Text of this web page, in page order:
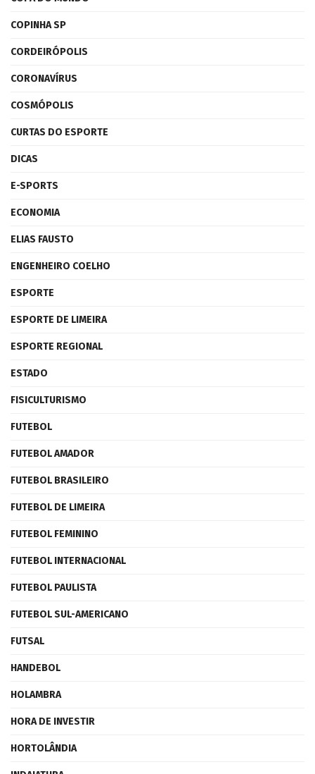
COPINHA SP
CORDEIRÓPOLIS
CORONAVÍRUS
COSMÓPOLIS
CURTAS DO ESPORTE
DICAS
E-SPORTS
ECONOMIA
ELIAS FAUSTO
ENGENHEIRO COELHO
ESPORTE
ESPORTE DE LIMEIRA
ESPORTE REGIONAL
ESTADO
FISICULTURISMO
FUTEBOL
FUTEBOL AMADOR
FUTEBOL BRASILEIRO
FUTEBOL DE LIMEIRA
FUTEBOL FEMININO
FUTEBOL INTERNACIONAL
FUTEBOL PAULISTA
FUTEBOL SUL-AMERICANO
FUTSAL
HANDEBOL
HOLAMBRA
HORA DE INVESTIR
HORTOLÂNDIA